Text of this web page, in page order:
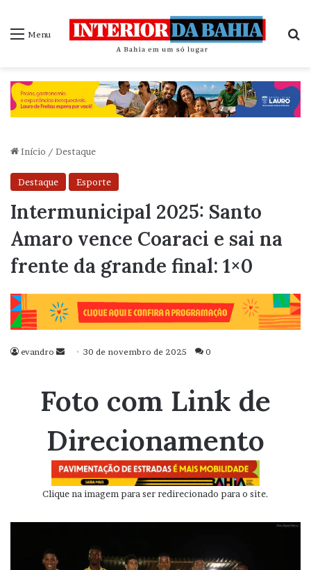
Menu
Início / Destaque
Destaque Esporte
Intermunicipal 2025: Santo
Amaro vence Coaraci e sai na
frente da grande final: 1×0
evandro
Mande
mail
30 de novembro de 2025 0
Foto com Link de
Direcionamento
Clique na imagem para ser redirecionado para o site.